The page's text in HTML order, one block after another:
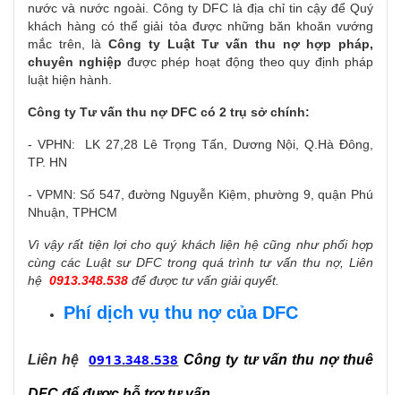
nước và nước ngoài. Công ty DFC là địa chỉ tin cậy để Quý
khách hàng có thể giải tỏa được những băn khoăn vướng
mắc trên, làCông ty LuậtTư vấn thu nợ hợp pháp,
chuyên nghiệp được phép hoạt động theo quy định pháp
luật hiện hành.
Công ty Tư vấn thu nợ DFC có 2 trụ sở chính:
- VPHN: LK 27,28 Lê Trọng Tấn, Dương Nội, Q.Hà Đông,
TP. HN
- VPMN: Số 547, đường Nguyễn Kiệm, phường 9, quận Phú
Nhuận, TPHCM
Vì vậy rất tiện lợi cho quý khách liện hệ cũng như phối hợp
cùng các L uật sư DFC trong quá trình tư vấn thu nợ, Liên
hệ 0913.348.538 để được tư vấn giảiquyết.
Phí dịch vụ thu nợ của DFC
Liên hệ 0913.348.538 Công ty tư vấn thu nợ thuê